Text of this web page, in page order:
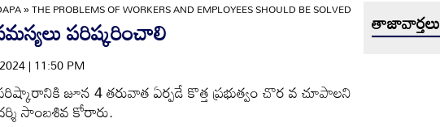
»THE PROBLEMS OF WORKERS AND EMPLOYEES SHOULD BE SOLVED
పరిష్కరించాలి
| 11:50 PM
జూన 4 తరువాత ఏర్పడే కొత్త ప్రభుత్వం చొర వ చూపాలని
సాంబశివ కోరారు.
తాజావార్తలు